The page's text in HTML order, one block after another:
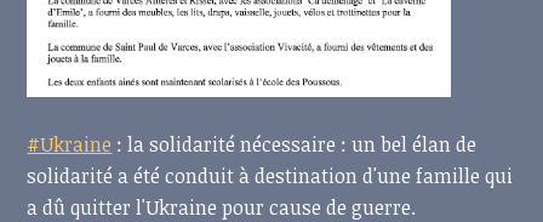
#Ukraine : la solidarité nécessaire : un bel élan de
solidarité a été conduit à destination d'une famille qui
a dû quitter l'Ukraine pour cause de guerre.